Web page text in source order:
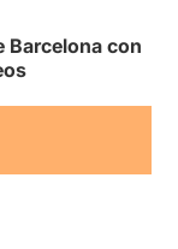
Barcelona con